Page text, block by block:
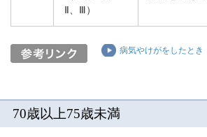
Ⅱ、Ⅲ）
病気やけがをしたとき
70歳以上75歳未満